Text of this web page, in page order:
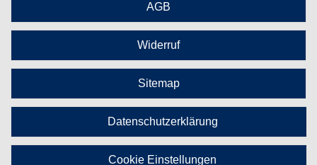
AGB
Widerruf
Sitemap
Datenschutzerklärung
Cookie Einstellungen